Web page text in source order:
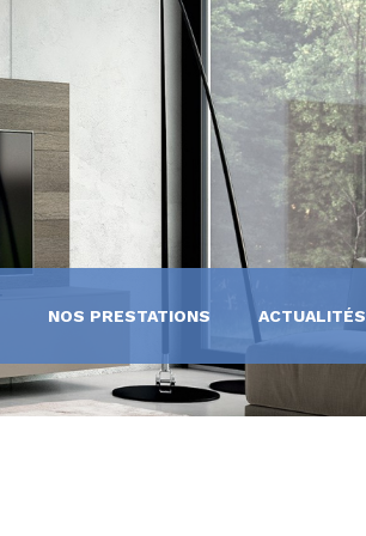
NOS PRESTATIONS ACTUALITÉS